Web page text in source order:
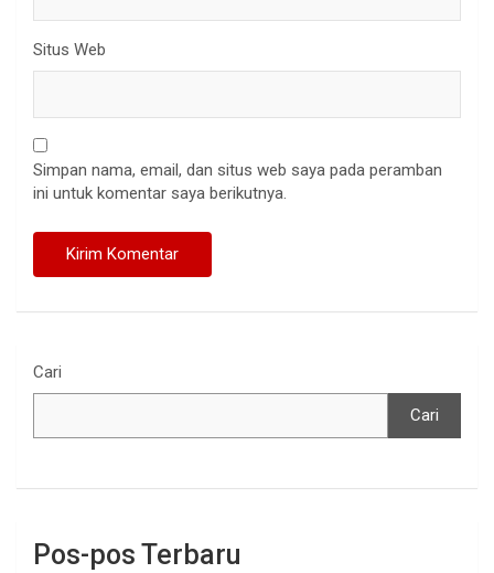
Situs Web
Simpan nama, email, dan situs web saya pada peramban
ini untuk komentar saya berikutnya.
Cari
Cari
Pos-pos Terbaru